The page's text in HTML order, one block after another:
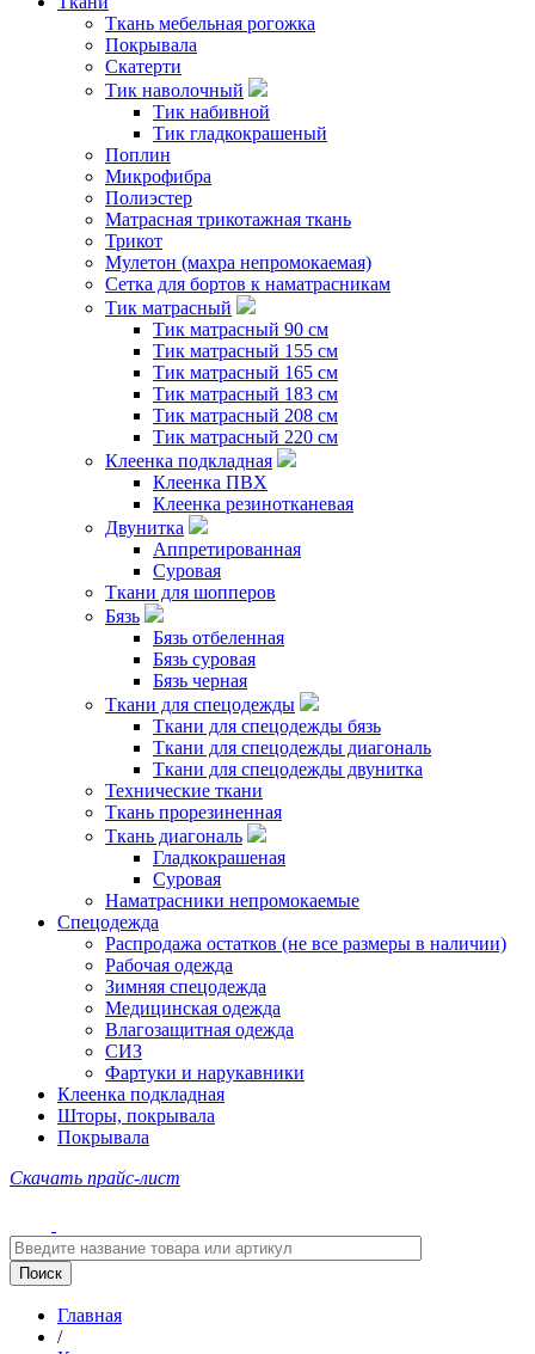
Ткань мебельная рогожка
Покрывала
Скатерти
Тик наволочный
Тик набивной
Тик гладкокрашеный
Поплин
Микрофибра
Полиэстер
Матрасная трикотажная ткань
Трикот
Мулетон (махра непромокаемая)
Сетка для бортов к наматрасникам
Тик матрасный
Тик матрасный 90 см
Тик матрасный 155 см
Тик матрасный 165 см
Тик матрасный 183 см
Тик матрасный 208 см
Тик матрасный 220 см
Клеенка подкладная
Клеенка ПВХ
Клеенка резинотканевая
Двунитка
Аппретированная
Суровая
Ткани для шопперов
Бязь
Бязь отбеленная
Бязь суровая
Бязь черная
Ткани для спецодежды
Ткани для спецодежды бязь
Ткани для спецодежды диагональ
Ткани для спецодежды двунитка
Технические ткани
Ткань прорезиненная
Ткань диагональ
Гладкокрашеная
Суровая
Наматрасники непромокаемые
Спецодежда
Распродажа остатков (не все размеры в наличии)
Рабочая одежда
Зимняя спецодежда
Медицинская одежда
Влагозащитная одежда
СИЗ
Фартуки и нарукавники
Клеенка подкладная
Шторы, покрывала
Покрывала
Скачать прайс-лист
Главная
/